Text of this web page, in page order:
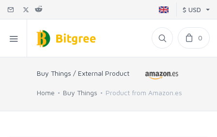
$ USD
0
Buy Things / External Product
Home Buy Things Product from Amazon.es